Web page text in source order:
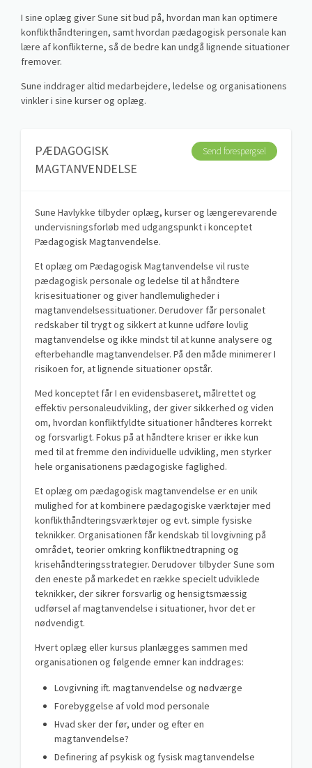
I sine oplæg giver Sune sit bud på, hvordan man kan optimere
konflikthåndteringen, samt hvordan pædagogisk personale kan
lære af konflikterne, så de bedre kan undgå lignende situationer
fremover.
Sune inddrager altid medarbejdere, ledelse og organisationens
vinkler i sine kurser og oplæg.
Send forespørgsel
PÆDAGOGISK
MAGTANVENDELSE
Sune Havlykke tilbyder oplæg, kurser og længerevarende
undervisningsforløb med udgangspunkt i konceptet
Pædagogisk Magtanvendelse.
Et oplæg om Pædagogisk Magtanvendelse vil ruste
pædagogisk personale og ledelse til at håndtere
krisesituationer og giver handlemuligheder i
magtanvendelsessituationer. Derudover får personalet
redskaber til trygt og sikkert at kunne udføre lovlig
magtanvendelse og ikke mindst til at kunne analysere og
efterbehandle magtanvendelser. På den måde minimerer I
risikoen for, at lignende situationer opstår.
Med konceptet får I en evidensbaseret, målrettet og
effektiv personaleudvikling, der giver sikkerhed og viden
om, hvordan konfliktfyldte situationer håndteres korrekt
og forsvarligt. Fokus på at håndtere kriser er ikke kun
med til at fremme den individuelle udvikling, men styrker
hele organisationens pædagogiske faglighed.
Et oplæg om pædagogisk magtanvendelse er en unik
mulighed for at kombinere pædagogiske værktøjer med
konflikthåndteringsværktøjer og evt. simple fysiske
teknikker. Organisationen får kendskab til lovgivning på
området, teorier omkring konfliktnedtrapning og
krisehåndteringsstrategier. Derudover tilbyder Sune som
den eneste på markedet en række specielt udviklede
teknikker, der sikrer forsvarlig og hensigtsmæssig
udførsel af magtanvendelse i situationer, hvor det er
nødvendigt.
Hvert oplæg eller kursus planlægges sammen med
organisationen og følgende emner kan inddrages:
Lovgivning ift. magtanvendelse og nødværge
Forebyggelse af vold mod personale
Hvad sker der før, under og efter en
magtanvendelse?
Definering af psykisk og fysisk magtanvendelse